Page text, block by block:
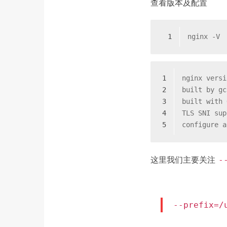
查看版本及配置
1 nginx -V
1
2
3
4
5
nginx
built by
built with
TLS SNI
configure
这里我们主要关注
--prefix=/